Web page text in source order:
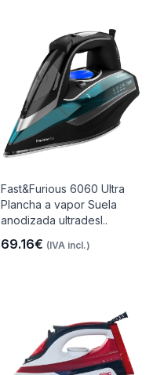
Fast&Furious 6060 Ultra
Plancha a vapor Suela
anodizada ultradesl..
69.16€ (IVA incl.)